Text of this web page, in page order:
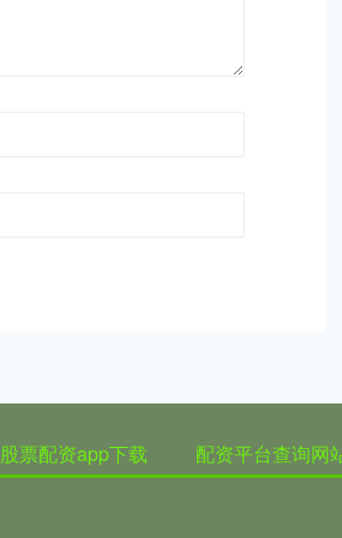
股票配资app下载 配资平台查询网